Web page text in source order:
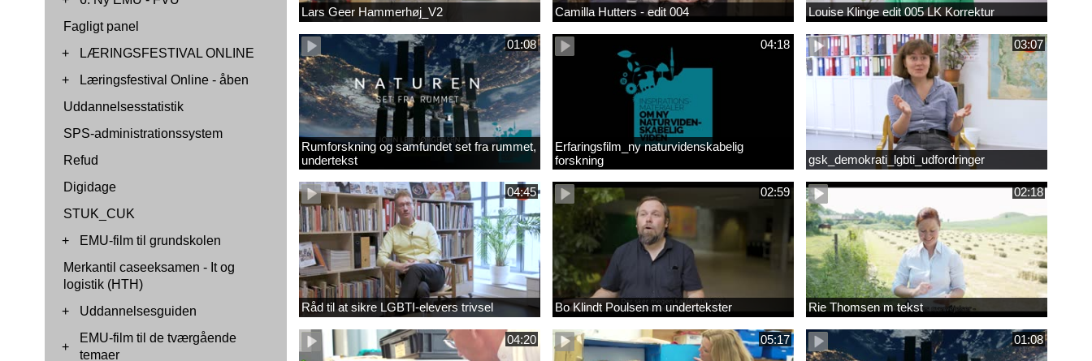
Fagligt panel
+
LÆRINGSFESTIVAL ONLINE
+
Læringsfestival Online - åben
Uddannelsesstatistik
SPS-administrationssystem
Refud
Digidage
STUK_CUK
+
EMU-film til grundskolen
Merkantil caseeksamen - It og
logistik (HTH)
+
Uddannelsesguiden
+
EMU-film til de tværgående
temaer
Lars Geer Hammerhøj_V2 Camilla Hutters - edit 004 Louise Klinge edit 005 LK Korrektur
01:08
Rumforskning og samfundet set fra rummet,
undertekst
04:18
Erfaringsfilm_ny naturvidenskabelig
forskning
03:07
gsk_demokrati_lgbti_udfordringer
04:45
Råd til at sikre LGBTI-elevers trivsel
02:59
Bo Klindt Poulsen m undertekster
02:18
Rie Thomsen m tekst
04:20 05:17 01:08